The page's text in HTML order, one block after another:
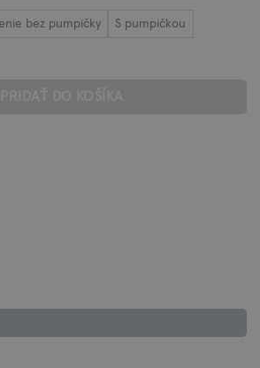
bez pumpičky S pumpičkou